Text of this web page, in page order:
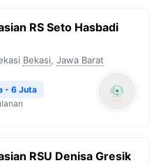
RS Seto Hasbadi
Bekasi, Jawa Barat
- 6 Juta
RSU Denisa Gresik